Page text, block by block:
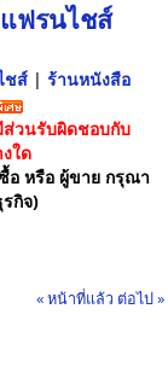
ฟรนไชส์
ชส์ | ร้านหนังสือ
ส่วนรับผิดชอบกับ
ใด
อ หรือ ผู้ขาย กรุณา
กิจ)
« หน้าที่แล้ว ต่อไป »